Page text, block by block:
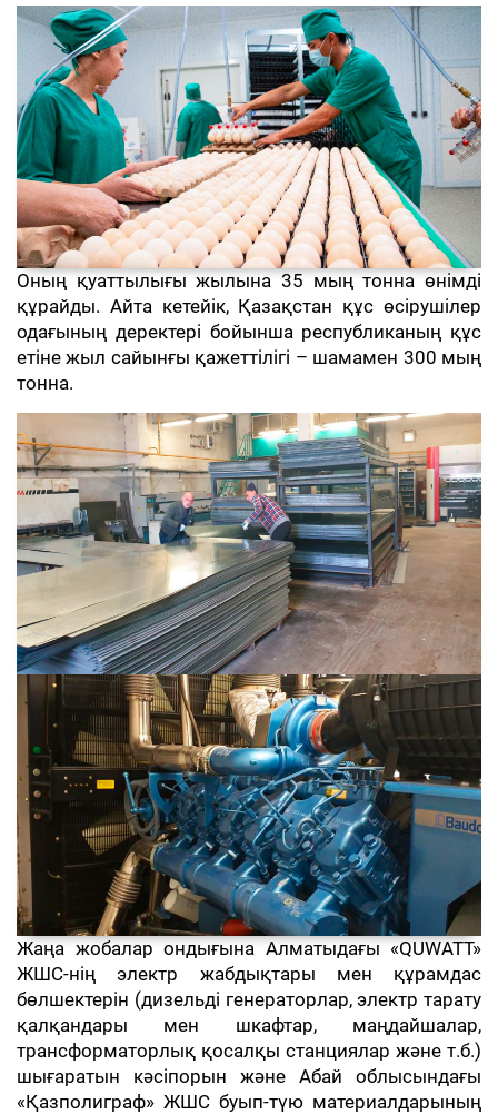
Оның қуаттылығы жылына 35 мың тонна өнімді
құрайды. Айта кетейік, Қазақстан құс өсірушілер
одағының деректері бойынша республиканың құс
етіне жыл сайынғы қажеттілігі – шамамен 300 мың
тонна.
Жаңа жобалар ондығына Алматыдағы «QUWATT»
ЖШС-нің электр жабдықтары мен құрамдас
бөлшектерін (дизельді генераторлар, электр тарату
қалқандары мен шкафтар, маңдайшалар,
трансформаторлық қосалқы станциялар және т.б.)
шығаратын кәсіпорын және Абай облысындағы
«Қазполиграф» ЖШС буып-түю материалдарының